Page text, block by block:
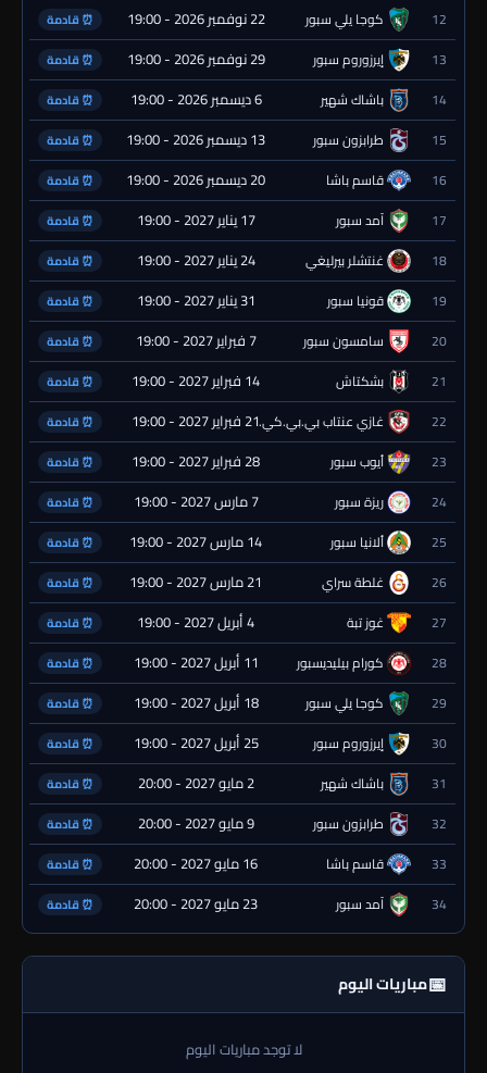
12 كوجا يلي سبور 22 نوفمبر 2026 - 19:00 ⏰ قادمة
13 إيرزوروم سبور 29 نوفمبر 2026 - 19:00 ⏰ قادمة
14 باشاك شهير 6 ديسمبر 2026 - 19:00 ⏰ قادمة
15 طرابزون سبور 13 ديسمبر 2026 - 19:00 ⏰ قادمة
16 قاسم باشا 20 ديسمبر 2026 - 19:00 ⏰ قادمة
17 آمد سبور 17 يناير 2027 - 19:00 ⏰ قادمة
18 غنتشلر بيرليغي 24 يناير 2027 - 19:00 ⏰ قادمة
19 قونيا سبور 31 يناير 2027 - 19:00 ⏰ قادمة
20 سامسون سبور 7 فبراير 2027 - 19:00 ⏰ قادمة
21 بشكتاش 14 فبراير 2027 - 19:00 ⏰ قادمة
22 غازي عنتاب بي.بي.كي.21 فبراير 2027 - 19:00 ⏰ قادمة
23 أيوب سبور 28 فبراير 2027 - 19:00 ⏰ قادمة
24 ريزة سبور 7 مارس 2027 - 19:00 ⏰ قادمة
25 ألانيا سبور 14 مارس 2027 - 19:00 ⏰ قادمة
26 غلطة سراي 21 مارس 2027 - 19:00 ⏰ قادمة
27 غوز تبة 4 أبريل 2027 - 19:00 ⏰ قادمة
28 كورام بيليديسبور 11 أبريل 2027 - 19:00 ⏰ قادمة
29 كوجا يلي سبور 18 أبريل 2027 - 19:00 ⏰ قادمة
30 إيرزوروم سبور 25 أبريل 2027 - 19:00 ⏰ قادمة
31 باشاك شهير 2 مايو 2027 - 20:00 ⏰ قادمة
32 طرابزون سبور 9 مايو 2027 - 20:00 ⏰ قادمة
33 قاسم باشا 16 مايو 2027 - 20:00 ⏰ قادمة
34 آمد سبور 23 مايو 2027 - 20:00 ⏰ قادمة
📅مباريات اليوم
لا توجد مباريات اليوم